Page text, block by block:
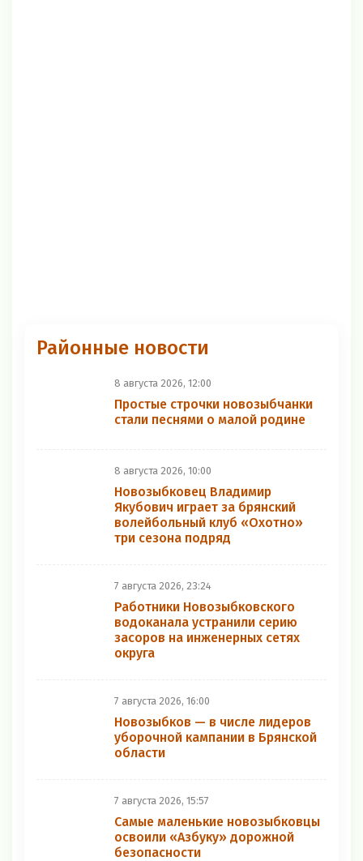
Районные новости
8 августа 2026, 12:00
Простые строчки новозыбчанки
стали песнями о малой родине
8 августа 2026, 10:00
Новозыбковец Владимир
Якубович играет за брянский
волейбольный клуб «Охотно»
три сезона подряд
7 августа 2026, 23:24
Работники Новозыбковского
водоканала устранили серию
засоров на инженерных сетях
округа
7 августа 2026, 16:00
Новозыбков — в числе лидеров
уборочной кампании в Брянской
области
7 августа 2026, 15:57
Самые маленькие новозыбковцы
освоили «Азбуку» дорожной
безопасности